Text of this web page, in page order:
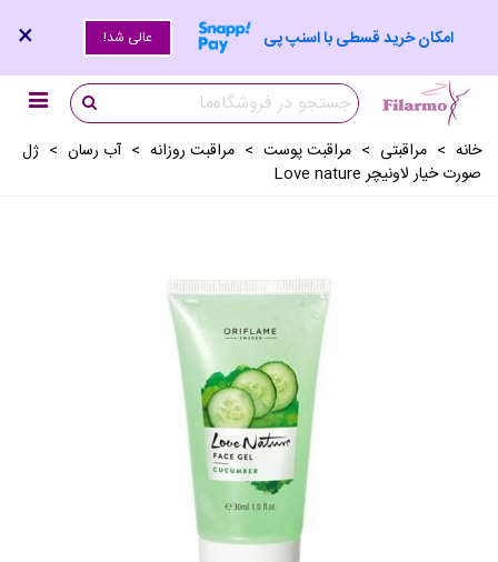
امکان خرید قسطی با اسنپ پی عالی شد! ×
خانه > مراقبتی > مراقبت پوست > مراقبت روزانه > آب رسان > ژل
صورت خیار لاونیچر Love nature